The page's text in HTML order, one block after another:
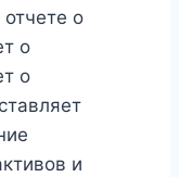
отчете о
о
о
и